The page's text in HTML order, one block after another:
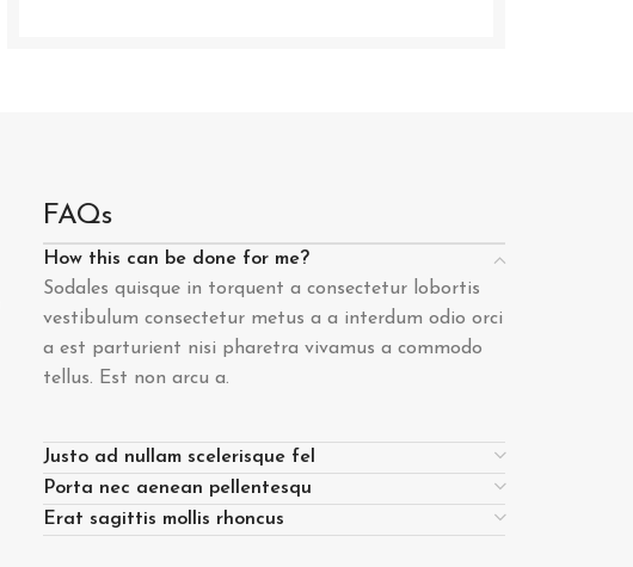
FAQs
How this can be done for me?
Sodales quisque in torquent a consectetur lobortis
vestibulum consectetur metus a a interdum odio orci
a est parturient nisi pharetra vivamus a commodo
tellus. Est non arcu a.
Justo ad nullam scelerisque fel
Porta nec aenean pellentesqu
Erat sagittis mollis rhoncus